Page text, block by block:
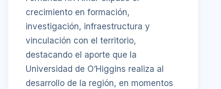
crecimiento en formación,
investigación, infraestructura y
vinculación con el territorio,
destacando el aporte que la
Universidad de O’Higgins realiza al
desarrollo de la región, en momentos